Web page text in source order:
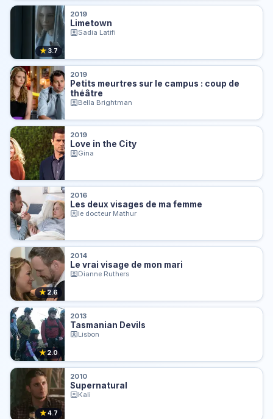
★ 3.7
2019
Limetown
Sadia Latifi
2019
Petits meurtres sur le campus : coup de
théâtre
Bella Brightman
2019
Love in the City
Gina
2016
Les deux visages de ma femme
le docteur Mathur
★2.6
2014
Le vrai visage de mon mari
Dianne Ruthers
★2.0
2013
Tasmanian Devils
Lisbon
★4.7
2010
Supernatural
Kali